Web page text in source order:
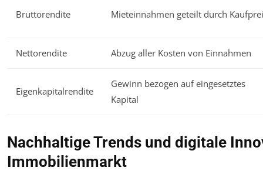
Bruttorendite Mieteinnahmen geteilt durch
Nettorendite Abzug aller Kosten von Einnahmen
Eigenkapitalrendite
Gewinn bezogen auf eingesetztes
Kapital
Nachhaltige Trends und digitale
Immobilienmarkt